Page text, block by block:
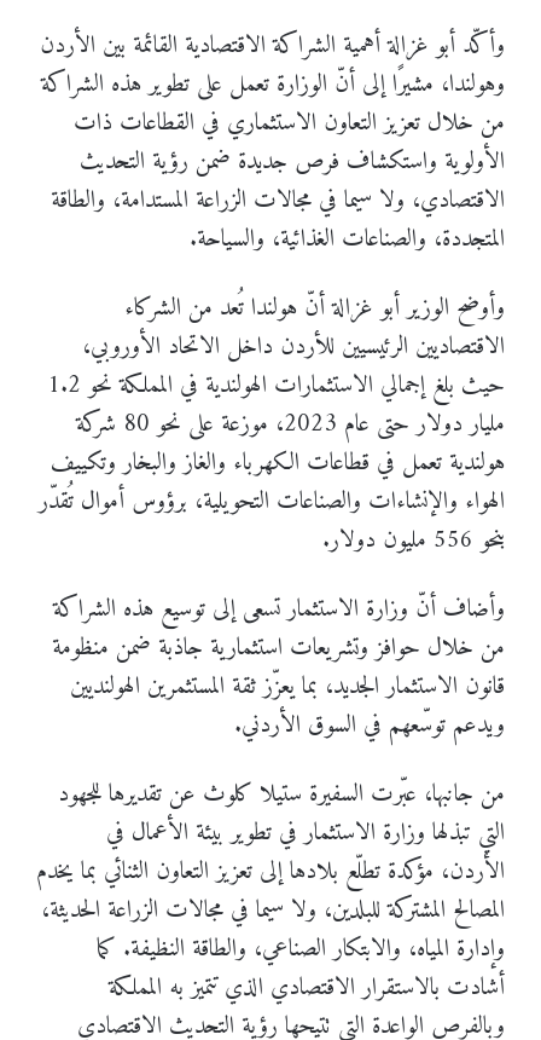
وأكّد أبو غزالة أهمية الشراكة الاقتصادية القائمة بين الأردن
وهولندا، مشيرًا إلى أنّ الوزارة تعمل على تطوير هذه الشراكة
من خلال تعزيز التعاون الاستثماري في القطاعات ذات
الأولوية واستكشاف فرص جديدة ضمن رؤية التحديث
الاقتصادي، ولا سيما في مجالات الزراعة المستدامة، والطاقة
المتجددة، والصناعات الغذائية، والسياحة.
وأوضح الوزير أبو غزالة أنّ هولندا تُعد من الشركاء
الاقتصاديين الرئيسيين للأردن داخل الاتحاد الأوروبي،
حيث بلغ إجمالي الاستثمارات الهولندية في المملكة نحو 1.2
مليار دولار حتى عام 2023، موزعة على نحو 80 شركة
هولندية تعمل في قطاعات الكهرباء والغاز والبخار وتكييف
الهواء والإنشاءات والصناعات التحويلية، برؤوس أموال تُقدّر
بنحو 556 مليون دولار.
وأضاف أنّ وزارة الاستثمار تسعى إلى توسيع هذه الشراكة
من خلال حوافز وتشريعات استثمارية جاذبة ضمن منظومة
قانون الاستثمار الجديد، بما يعزّز ثقة المستثمرين الهولنديين
ويدعم توسّعهم في السوق الأردني.
من جانبها، عبّرت السفيرة ستيلا كلوث عن تقديرها للجهود
التي تبذلها وزارة الاستثمار في تطوير بيئة الأعمال في
الأردن، مؤكدة تطلّع بلادها إلى تعزيز التعاون الثنائي بما يخدم
المصالح المشتركة للبلدين، ولا سيما في مجالات الزراعة الحديثة،
وإدارة المياه، والابتكار الصناعي، والطاقة النظيفة. كما
أشادت بالاستقرار الاقتصادي الذي تتميز به المملكة
وبالفرص الواعدة التي تتيحها رؤية التحديث الاقتصادي